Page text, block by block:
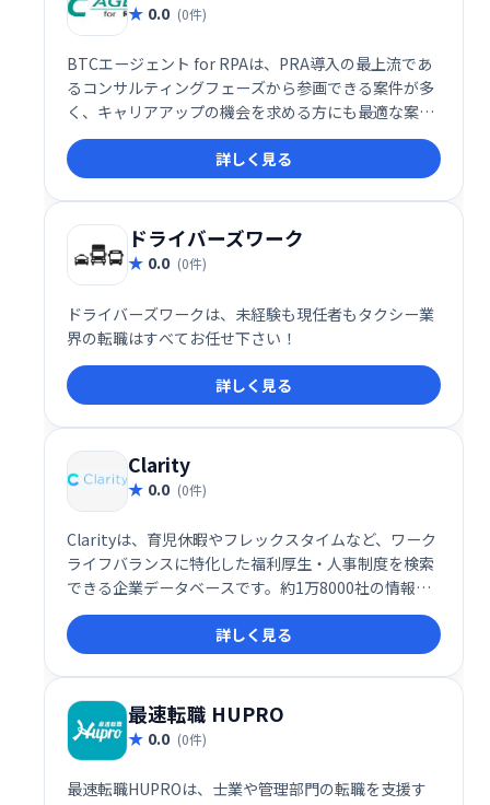
0.0 (0件)
BTCエージェント for RPAは、PRA導入の最上流であ
るコンサルティングフェーズから参画できる案件が多
く、キャリアアップの機会を求める方にも最適な案件
をご紹介します。
詳しく見る
ドライバーズワーク
0.0 (0件)
ドライバーズワークは、未経験も現任者もタクシー業
界の転職はすべてお任せ下さい！
詳しく見る
Clarity
0.0 (0件)
Clarityは、育児休暇やフレックスタイムなど、ワーク
ライフバランスに特化した福利厚生・人事制度を検索
できる企業データベースです。約1万8000社の情報を
無料で閲覧可能。 働き方改革に役立つ情報や記事も豊
富に掲載しており、企業の採用活動や社員のキャリア
形成、個人の転職活動にも役立ちます。理想の働き方
を実現するための第一歩として、ぜひClarityをご活用
ください。
詳しく見る
最速転職 HUPRO
0.0 (0件)
最速転職HUPROは、士業や管理部門の転職を支援す